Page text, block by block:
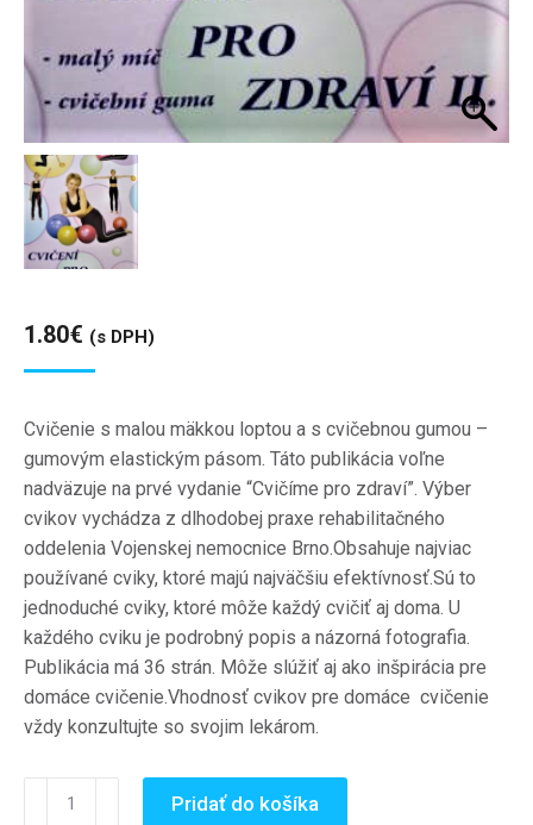
1.80€ (s DPH)
Cvičenie s malou mäkkou loptou a s cvičebnou gumou –
gumovým elastickým pásom. Táto publikácia voľne
nadväzuje na prvé vydanie “Cvičíme pro zdraví”. Výber
cvikov vychádza z dlhodobej praxe rehabilitačného
oddelenia Vojenskej nemocnice Brno.Obsahuje najviac
používané cviky, ktoré majú najväčšiu efektívnosť.Sú to
jednoduché cviky, ktoré môže každý cvičiť aj doma. U
každého cviku je podrobný popis a názorná fotografia.
Publikácia má 36 strán. Môže slúžiť aj ako inšpirácia pre
domáce cvičenie.Vhodnosť cvikov pre domáce cvičenie
vždy konzultujte so svojim lekárom.
Pridať do košíka